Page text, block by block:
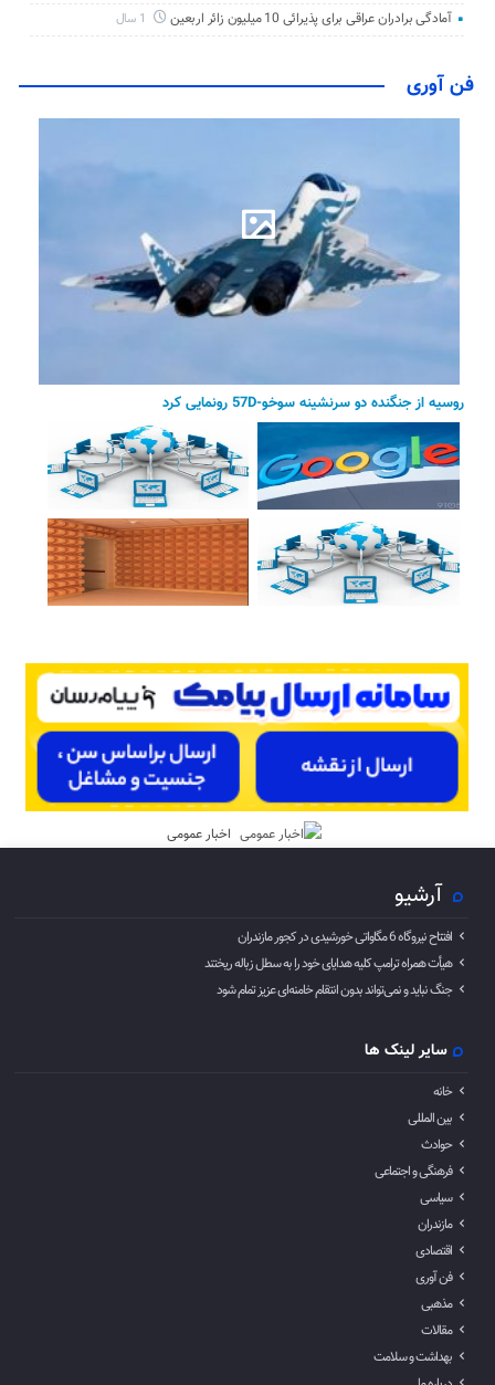
آمادگی برادران عراقی برای پذیرائی 10 میلیون زائر اربعین
فن آوری
روسیه از جنگنده دو سرنشینه سوخو-57D رونمایی کرد
اخبار عمومی
آرشیو
افتتاح نیروگاه 6 مگاواتی خورشیدی در کجور مازندران
هیأت همراه ترامپ کلیه هدایای خود را به سطل زباله ریختند
جنگ نباید و نمی‌تواند بدون انتقام خامنه‌ای عزیز تمام شود
سایر لینک ها
خانه
بین المللی
حوادث
فرهنگی و اجتماعی
سیاسی
مازندران
اقتصادی
فن آوری
مذهبی
مقالات
بهداشت و سلامت